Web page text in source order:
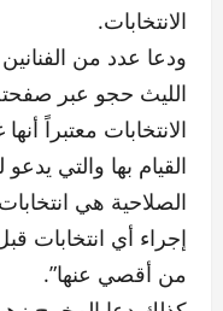
الانتخابات.
ودعا عدد من
الليث حجو عبر
الانتخابات معتبراً
القيام بها والتي يدعو
الصلاحية هي
إجراء أي انتخابات
من أقصي عنها”.